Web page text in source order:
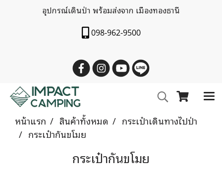
อุปกรณ์เดินป่า พร้อมส่งจาก เมืองทองธานี
098-962-9500
หน้าแรก สินค้าทั้งหมด
กระเป๋าเดินทางไปป่า
กระเป๋ากันขโมย
กระเป๋ากันขโมย